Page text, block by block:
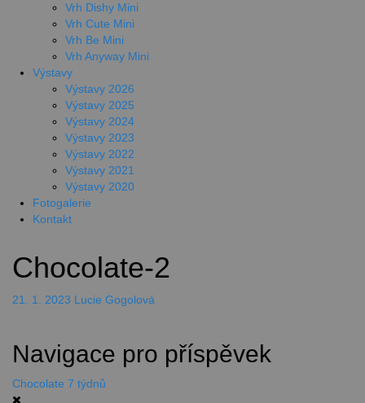
Vrh Dishy Mini
Vrh Cute Mini
Vrh Be Mini
Vrh Anyway Mini
Výstavy
Výstavy 2026
Výstavy 2025
Výstavy 2024
Výstavy 2023
Výstavy 2022
Výstavy 2021
Výstavy 2020
Fotogalerie
Kontakt
Chocolate-2
21. 1. 2023 Lucie Gogolová
Navigace pro příspěvek
Chocolate 7 týdnů